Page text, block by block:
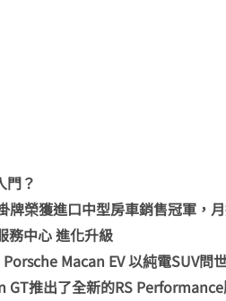
門？
牌榮獲進口中型房車銷售冠軍，
務中心 進化升級
Macan EV 以純電SUV問
GT推出了全新的RS